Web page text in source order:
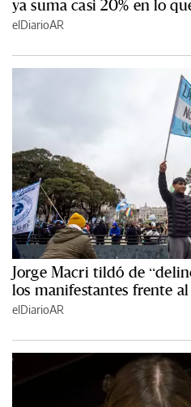
ya suma casi 20% en lo
elDiarioAR
Jorge Macri tildó de
los manifestantes frente al
elDiarioAR